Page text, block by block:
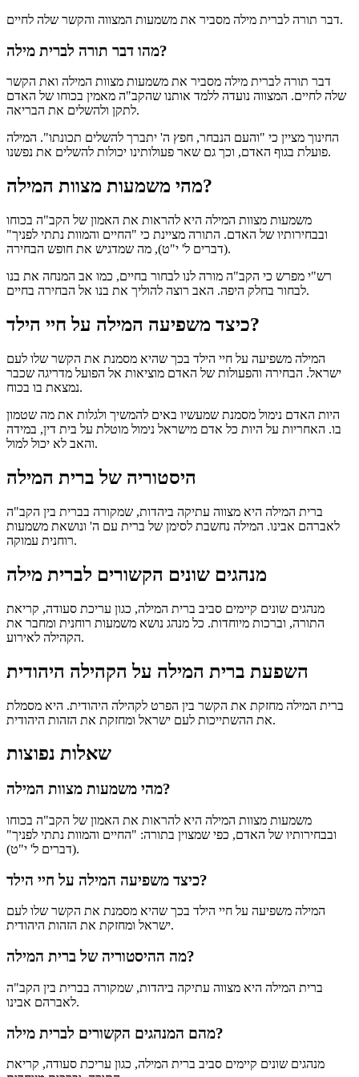
דבר תורה לברית מילה מסביר את משמעות המצווה והקשר שלה לחיים.
מהו דבר תורה לברית מילה?
דבר תורה לברית מילה מסביר את משמעות מצוות המילה ואת הקשר
שלה לחיים. המצווה נועדה ללמד אותנו שהקב"ה מאמין בכוחו של האדם
לתקן ולהשלים את הבריאה.
החינוך מציין כי "והעם הנבחר, חפץ ה' יתברך להשלים תכונתו". המילה
פועלת בגוף האדם, וכך גם שאר פעולותינו יכולות להשלים את נפשנו.
מהי משמעות מצוות המילה?
משמעות מצוות המילה היא להראות את האמון של הקב"ה בכוחו
ובבחירותיו של האדם. התורה מציינת כי "החיים והמוות נתתי לפניך"
(דברים ל' י"ט), מה שמדגיש את חופש הבחירה.
רש"י מפרש כי הקב"ה מורה לנו לבחור בחיים, כמו אב המנחה את בנו
לבחור בחלק היפה. האב רוצה להוליך את בנו אל הבחירה בחיים.
כיצד משפיעה המילה על חיי הילד?
המילה משפיעה על חיי הילד בכך שהיא מסמנת את הקשר שלו לעם
ישראל. הבחירה והפעולות של האדם מוציאות אל הפועל מדריגה שכבר
נמצאת בו בכוח.
היות האדם נימול מסמנת שמעשיו באים להמשיך ולגלות את מה שטמון
בו. האחריות על היות כל אדם מישראל נימול מוטלת על בית דין, במידה
והאב לא יכול למול.
היסטוריה של ברית המילה
ברית המילה היא מצווה עתיקה ביהדות, שמקורה בברית בין הקב"ה
לאברהם אבינו. המילה נחשבת לסימן של ברית עם ה' ונושאת משמעות
רוחנית עמוקה.
מנהגים שונים הקשורים לברית מילה
מנהגים שונים קיימים סביב ברית המילה, כגון עריכת סעודה, קריאת
התורה, וברכות מיוחדות. כל מנהג נושא משמעות רוחנית ומחבר את
הקהילה לאירוע.
השפעת ברית המילה על הקהילה היהודית
ברית המילה מחזקת את הקשר בין הפרט לקהילה היהודית. היא מסמלת
את ההשתייכות לעם ישראל ומחזקת את הזהות היהודית.
שאלות נפוצות
מהי משמעות מצוות המילה?
משמעות מצוות המילה היא להראות את האמון של הקב"ה בכוחו
ובבחירותיו של האדם, כפי שמצוין בתורה: "החיים והמוות נתתי לפניך"
(דברים ל' י"ט).
כיצד משפיעה המילה על חיי הילד?
המילה משפיעה על חיי הילד בכך שהיא מסמנת את הקשר שלו לעם
ישראל ומחזקת את הזהות היהודית.
מה ההיסטוריה של ברית המילה?
ברית המילה היא מצווה עתיקה ביהדות, שמקורה בברית בין הקב"ה
לאברהם אבינו.
מהם המנהגים הקשורים לברית מילה?
מנהגים שונים קיימים סביב ברית המילה, כגון עריכת סעודה, קריאת